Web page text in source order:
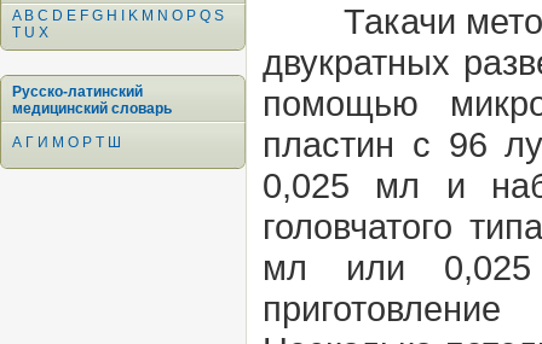
A B C D E F G H K M N O P Q S
T U X
Русско-латинский
медицинский словарь
А Г И М О Р Т Ш
Такачи
двукратных
помощью
пластин с 96
0,025 мл и
головчатого
мл или 0,025